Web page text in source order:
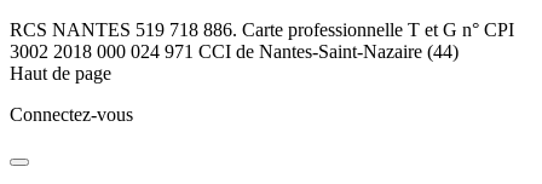
RCS NANTES 519 718 886. Carte professionnelle T et G n° CPI
3002 2018 000 024 971 CCI de Nantes-Saint-Nazaire (44)
Haut de page
Connectez-vous